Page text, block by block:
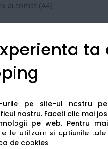
ta
urile pe site-ul nostru
nostru. Faceti clic mai
pe web. Pentru
le utilizam si optiunile tale
de cookies
automat (A4)
Fi, Wi-Fi Direct, NFC
Smart Panel, Email
rezistente la